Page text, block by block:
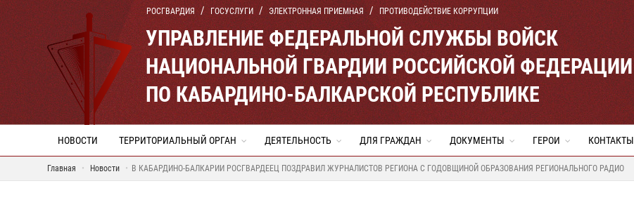
РОСГВАРДИЯ ГОСУСЛУГИ ЭЛЕКТРОННАЯ ПРИЕМНАЯ ПРОТИВОДЕЙСТВИЕ КОРРУПЦИИ
УПРАВЛЕНИЕ ФЕДЕРАЛЬНОЙ СЛУЖБЫ ВОЙСК
НАЦИОНАЛЬНОЙ ГВАРДИИ РОССИЙСКОЙ ФЕДЕРАЦИИ
ПО КАБАРДИНО-БАЛКАРСКОЙ РЕСПУБЛИКЕ
НОВОСТИ ТЕРРИТОРИАЛЬНЫЙ ОРГАН ДЕЯТЕЛЬНОСТЬ ДЛЯ ГРАЖДАН ДОКУМЕНТЫ ГЕРОИ КОНТАКТЫ
Главная Новости В КАБАРДИНО-БАЛКАРИИ РОСГВАРДЕЕЦ ПОЗДРАВИЛ ЖУРНАЛИСТОВ РЕГИОНА С ГОДОВЩИНОЙ ОБРАЗОВАНИЯ РЕГИОНАЛЬНОГО РАДИО